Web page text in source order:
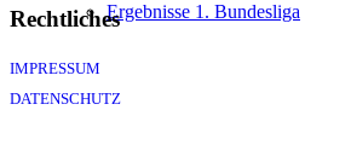
Ergebnisse 1. Bundesliga
Daumen
Daumen
Rechtliches
IMPRESSUM
DATENSCHUTZ